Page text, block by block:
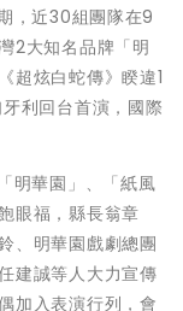
，近30組團隊在9
2大知名品牌「明
超炫白蛇傳》睽違1
利回台首演，國際
明華園」、「紙風
眼福，縣長翁章
、明華園戲劇總團
建誠等人大力宣傳
加入表演行列，會